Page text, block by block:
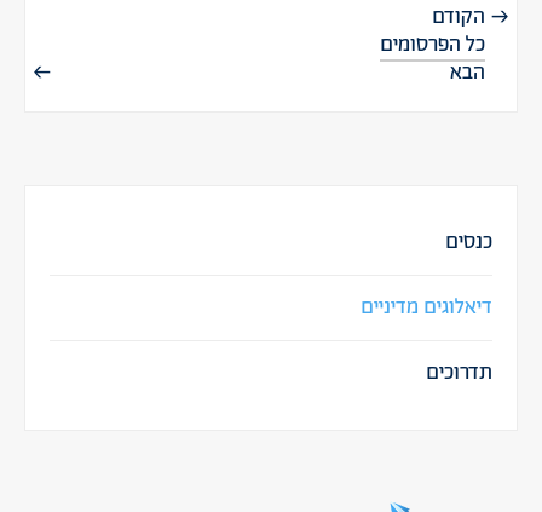
הקודם
כל הפרסומים
הבא
כנסים
דיאלוגים מדיניים
תדרוכים